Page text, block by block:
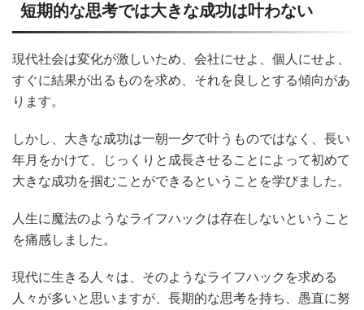
短期的な思考では大きな成功は叶わない
現代社会は変化が激しいため、会社にせよ、個人にせよ、
すぐに結果が出るものを求め、それを良しとする傾向があ
ります。
しかし、大きな成功は一朝一夕で叶うものではなく、長い
年月をかけて、じっくりと成長させることによって初めて
大きな成功を掴むことができるということを学びました。
人生に魔法のようなライフハックは存在しないということ
を痛感しました。
現代に生きる人々は、そのようなライフハックを求める
人々が多いと思いますが、長期的な思考を持ち、愚直に努